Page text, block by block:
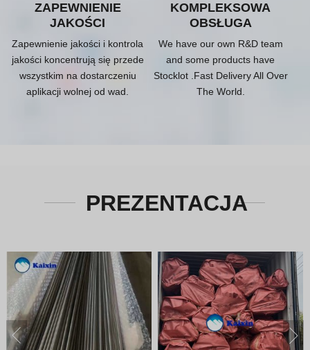
ZAPEWNIENIE
JAKOŚCI
Zapewnienie jakości i kontrola
jakości koncentrują się przede
wszystkim na dostarczeniu
aplikacji wolnej od wad.
KOMPLEKSOWA
OBSŁUGA
We have our own R&D team
and some products have
Stocklot .Fast Delivery All Over
The World.
PREZENTACJA